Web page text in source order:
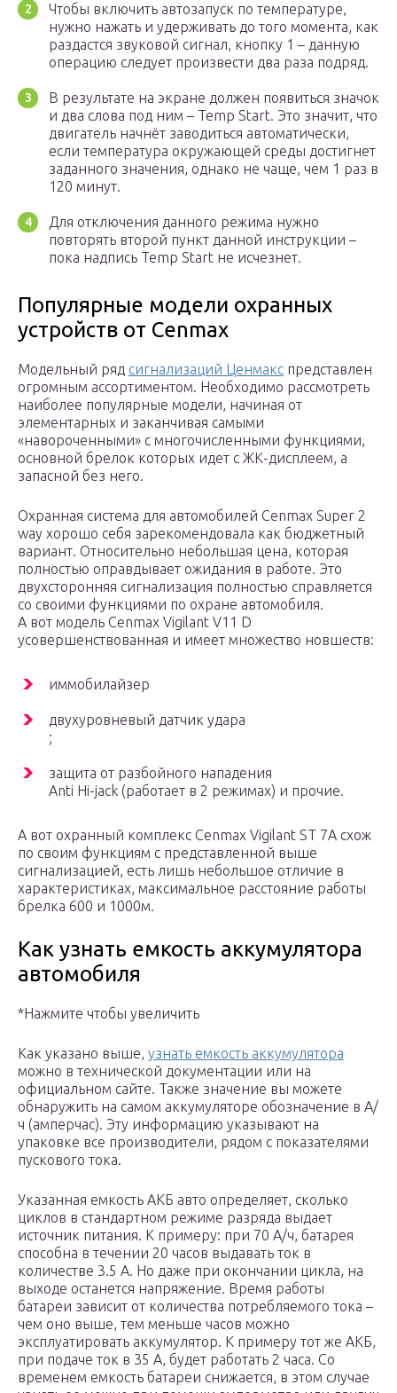
Чтобы включить автозапуск по температуре,
нужно нажать и удерживать до того момента, как
раздастся звуковой сигнал, кнопку 1 – данную
операцию следует произвести два раза подряд.
В результате на экране должен появиться значок
и два слова под ним – Temp Start. Это значит, что
двигатель начнёт заводиться автоматически,
если температура окружающей среды достигнет
заданного значения, однако не чаще, чем 1 раз в
120 минут.
Для отключения данного режима нужно
повторять второй пункт данной инструкции –
пока надпись Temp Start не исчезнет.
Популярные модели охранных
устройств от Cenmax
Модельный ряд сигнализаций Ценмакс представлен
огромным ассортиментом. Необходимо рассмотреть
наиболее популярные модели, начиная от
элементарных и заканчивая самыми
«навороченными» с многочисленными функциями,
основной брелок которых идет с ЖК-дисплеем, а
запасной без него.
Охранная система для автомобилей Cenmax Super 2
way хорошо себя зарекомендовала как бюджетный
вариант. Относительно небольшая цена, которая
полностью оправдывает ожидания в работе. Это
двухсторонняя сигнализация полностью справляется
со своими функциями по охране автомобиля.
А вот модель Cenmax Vigilant V11 D
усовершенствованная и имеет множество новшеств:
иммобилайзер
двухуровневый датчик удара
;
защита от разбойного нападения
Anti Hi-jack (работает в 2 режимах) и прочие.
А вот охранный комплекс Cenmax Vigilant ST 7A схож
по своим функциям с представленной выше
сигнализацией, есть лишь небольшое отличие в
характеристиках, максимальное расстояние работы
брелка 600 и 1000м.
Как узнать емкость аккумулятора
автомобиля
*Нажмите чтобы увеличить
Как указано выше, узнать емкость аккумулятора
можно в технической документации или на
официальном сайте. Также значение вы можете
обнаружить на самом аккумуляторе обозначение в А/
ч (амперчас). Эту информацию указывают на
упаковке все производители, рядом с показателями
пускового тока.
Указанная емкость АКБ авто определяет, сколько
циклов в стандартном режиме разряда выдает
источник питания. К примеру: при 70 А/ч, батарея
способна в течении 20 часов выдавать ток в
количестве 3.5 А. Но даже при окончании цикла, на
выходе останется напряжение. Время работы
батареи зависит от количества потребляемого тока –
чем оно выше, тем меньше часов можно
эксплуатировать аккумулятор. К примеру тот же АКБ,
при подаче ток в 35 А, будет работать 2 часа. Со
временем емкость батареи снижается, в этом случае